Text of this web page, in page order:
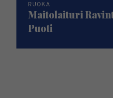
RUOKA
Maitolaituri
Puoti